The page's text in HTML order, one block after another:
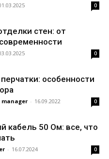
0
стен: от
0
особенности
manager - 16.09.2022 0
кабель 50 Ом: все, что
- 16.07.2024 0